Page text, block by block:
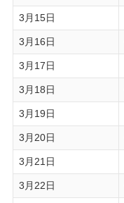
3月15日
3月16日
3月17日
3月18日
3月19日
3月20日
3月21日
3月22日